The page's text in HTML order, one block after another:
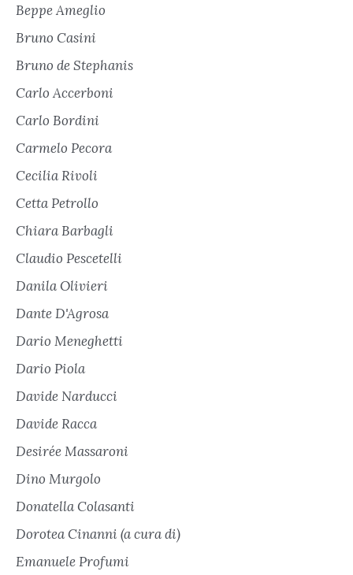
Beppe Ameglio
Bruno Casini
Bruno de Stephanis
Carlo Accerboni
Carlo Bordini
Carmelo Pecora
Cecilia Rivoli
Cetta Petrollo
Chiara Barbagli
Claudio Pescetelli
Danila Olivieri
Dante D'Agrosa
Dario Meneghetti
Dario Piola
Davide Narducci
Davide Racca
Desirée Massaroni
Dino Murgolo
Donatella Colasanti
Dorotea Cinanni (a cura di)
Emanuele Profumi